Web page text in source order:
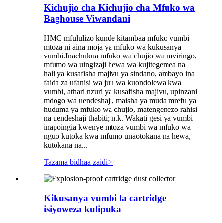
Kichujio cha Kichujio cha Mfuko wa
Baghouse Viwandani
HMC mfululizo kunde kitambaa mfuko vumbi
mtoza ni aina moja ya mfuko wa kukusanya
vumbi.Inachukua mfuko wa chujio wa mviringo,
mfumo wa uingizaji hewa wa kujitegemea na
hali ya kusafisha majivu ya sindano, ambayo ina
faida za ufanisi wa juu wa kuondolewa kwa
vumbi, athari nzuri ya kusafisha majivu, upinzani
mdogo wa uendeshaji, maisha ya muda mrefu ya
huduma ya mfuko wa chujio, matengenezo rahisi
na uendeshaji thabiti; n.k. Wakati gesi ya vumbi
inapoingia kwenye mtoza vumbi wa mfuko wa
nguo kutoka kwa mfumo unaotokana na hewa,
kutokana na...
Tazama bidhaa zaidi>
Kikusanya vumbi la cartridge
isiyoweza kulipuka